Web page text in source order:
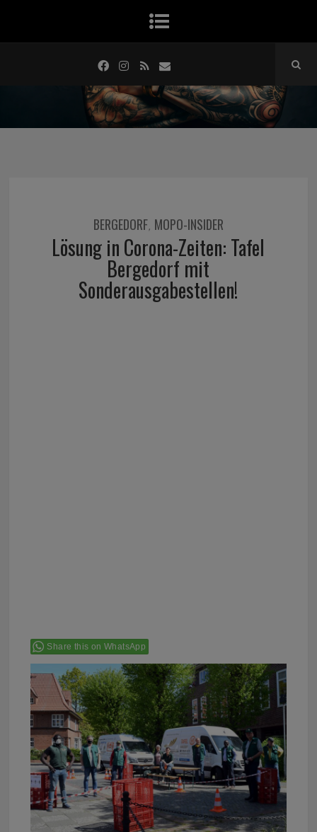
BERGEDORF, MOPO-INSIDER
Lösung in Corona-Zeiten: Tafel
Bergedorf mit
Sonderausgabestellen!
Share this on WhatsApp